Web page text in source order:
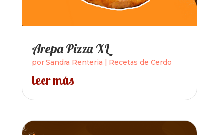
Arepa Pizza XL
por Sandra Renteria | Recetas de Cerdo
leer más